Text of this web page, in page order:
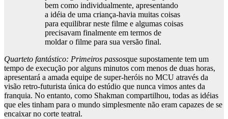
bem como individualmente, apresentando
a idéia de uma criança-havia muitas coisas
para equilibrar neste filme e algumas coisas
precisavam finalmente em termos de
moldar o filme para sua versão final.
Quarteto fantástico: Primeiros passosque supostamente tem um
tempo de execução por alguns minutos com menos de duas horas,
apresentará a amada equipe de super-heróis no MCU através da
visão retro-futurista única do estúdio que nunca vimos antes da
franquia. No entanto, como Shakman compartilhou, todas as idéias
que eles tinham para o mundo simplesmente não eram capazes de se
encaixar no corte teatral.